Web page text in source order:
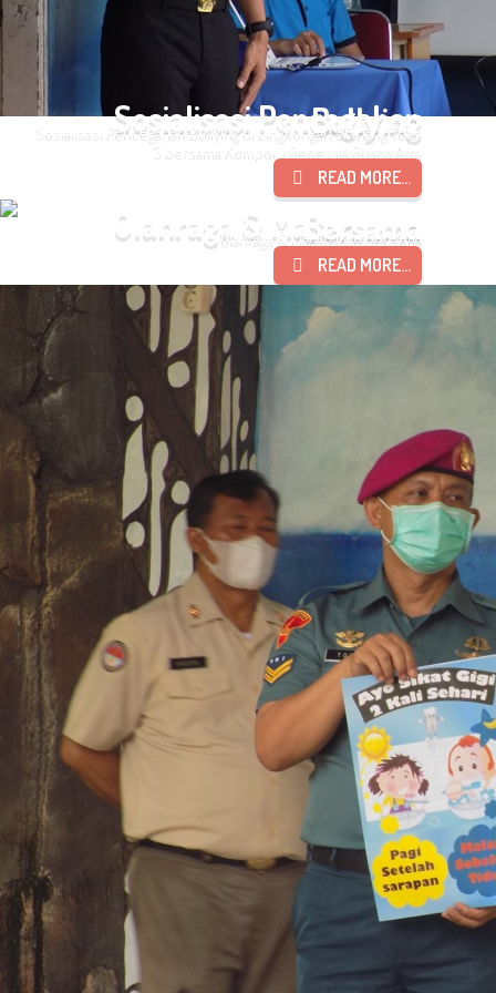
Sosialisasi Pencegahan Bullying
Sosialisasi Pencegahan Bullying di Lingkungan SD Hang Tuah
3 bersama Kompol. I Gede Lila Buana Arta
READ MORE...
Olahraga & Makan Ikan Bersama
Olahraga & Makan Ikan Bersama
READ MORE...